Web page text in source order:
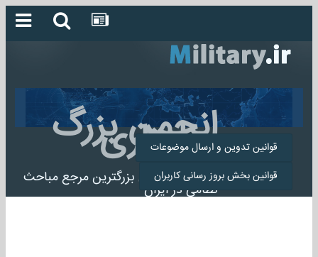
انجمن بزرگ
میلیتاری
انجمن میلیتاری بزرگترین مرجع مباحث
نظامی در ایران
قوانین تدوین و ارسال موضوعات
قوانین بخش بروز رسانی کاربران